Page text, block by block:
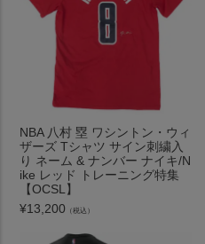
NBA 八村 塁 ワシントン・ウィ
ザーズ Tシャツ サイン刺繍入
り ネーム & ナンバー ナイキ/N
ike レッド トレーニング特集
【OCSL】
¥13,200 （税込）